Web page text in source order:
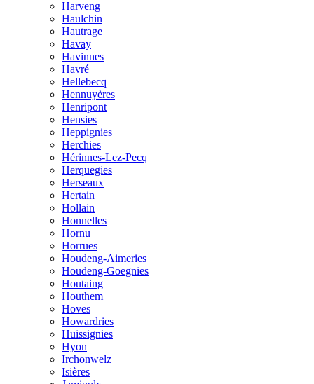
Harveng
Haulchin
Hautrage
Havay
Havinnes
Havré
Hellebecq
Hennuyères
Henripont
Hensies
Heppignies
Herchies
Hérinnes-Lez-Pecq
Herquegies
Herseaux
Hertain
Hollain
Honnelles
Hornu
Horrues
Houdeng-Aimeries
Houdeng-Goegnies
Houtaing
Houthem
Hoves
Howardries
Huissignies
Hyon
Irchonwelz
Isières